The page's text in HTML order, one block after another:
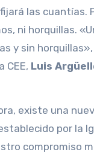
las cuantías.
ni horquillas.
y sin
CEE, Luis
existe una
por la
compromiso